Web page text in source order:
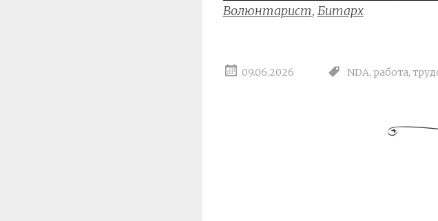
Волюнтарист, Битарх
09.06.2026 NDA, работа,